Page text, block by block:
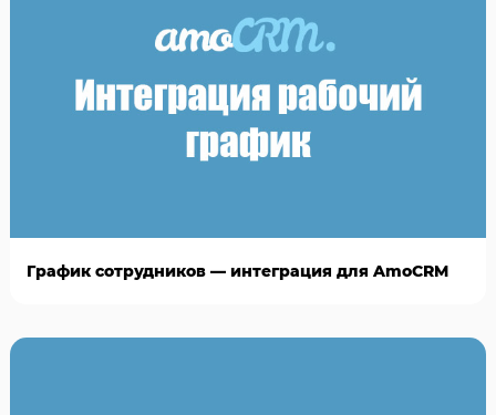
График сотрудников — интеграция для AmoCRM